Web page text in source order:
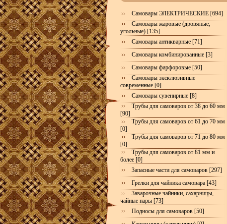
Самовары ЭЛЕКТРИЧЕСКИЕ [694]
Самовары жаровые (дровяные,
угольные) [135]
Самовары антикварные [71]
Самовары комбинированные [3]
Самовары фарфоровые [50]
Самовары эксклюзивные
современные [0]
Самовары сувенирные [8]
Трубы для самоваров от 38 до 60 мм
[90]
Трубы для самоваров от 61 до 70 мм
[0]
Трубы для самоваров от 71 до 80 мм
[0]
Трубы для самоваров от 81 мм и
более [0]
Запасные части для самоваров [297]
Грелки для чайника самовара [43]
Заварочные чайники, сахарницы,
чайные пары [73]
Подносы для самоваров [50]